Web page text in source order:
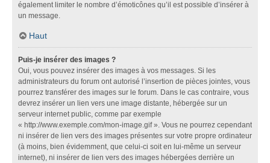
également limiter le nombre d’émoticônes qu’il est possible d’insérer à
un message.
Haut
Puis-je insérer des images ?
Oui, vous pouvez insérer des images à vos messages. Si les
administrateurs du forum ont autorisé l’insertion de pièces jointes, vous
pourrez transférer des images sur le forum. Dans le cas contraire, vous
devrez insérer un lien vers une image distante, hébergée sur un
serveur internet public, comme par exemple
« http://www.exemple.com/mon-image.gif ». Vous ne pourrez cependant
ni insérer de lien vers des images présentes sur votre propre ordinateur
(à moins, bien évidemment, que celui-ci soit en lui-même un serveur
internet), ni insérer de lien vers des images hébergées derrière un